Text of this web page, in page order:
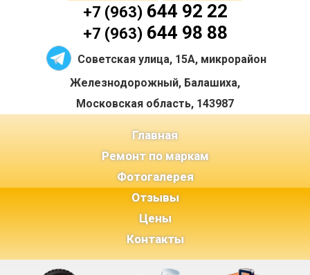
+7 (963)644 92 22
+7 (963)644 98 88
Советская улица, 15А, микрорайон
Железнодорожный, Балашиха,
Московская область, 143987
Главная(current)
Ремонт по маркам
Фотогалерея
Отзывы
Цены
Контакты